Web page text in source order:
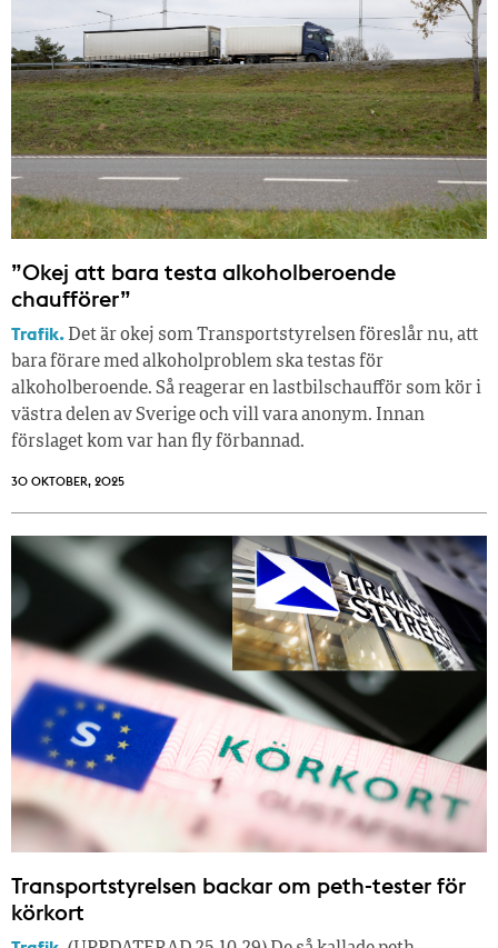
”Okej att bara testa alkoholberoende
chaufförer”
Trafik. Det är okej som Transportstyrelsen föreslår nu, att
bara förare med alkoholproblem ska testas för
alkoholberoende. Så reagerar en lastbilschaufför som kör i
västra delen av Sverige och vill vara anonym. Innan
förslaget kom var han fly förbannad.
30 OKTOBER, 2025
Transportstyrelsen backar om peth-tester för
körkort